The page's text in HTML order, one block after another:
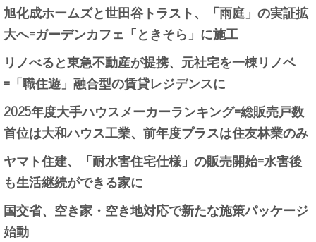
旭化成ホームズと世田谷トラスト、「雨庭」の実証拡
大へ=ガーデンカフェ「ときそら」に施工
リノべると東急不動産が提携、元社宅を一棟リノベ
=「職住遊」融合型の賃貸レジデンスに
2025年度大手ハウスメーカーランキング=総販売戸数
首位は大和ハウス工業、前年度プラスは住友林業のみ
ヤマト住建、「耐水害住宅仕様」の販売開始=水害後
も生活継続ができる家に
国交省、空き家・空き地対応で新たな施策パッケージ
始動